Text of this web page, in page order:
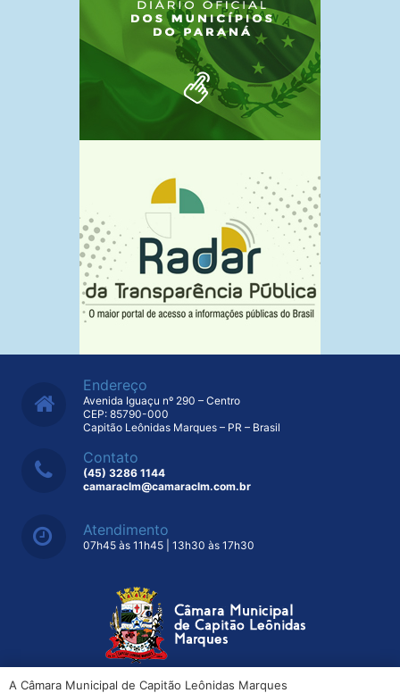
Endereço
Avenida Iguaçu nº 290 – Centro
CEP: 85790-000
Capitão Leônidas Marques – PR – Brasil
Contato
(45) 3286 1144
camaraclm@camaraclm.com.br
Atendimento
07h45 às 11h45 | 13h30 às 17h30
A Câmara Municipal de Capitão Leônidas Marques